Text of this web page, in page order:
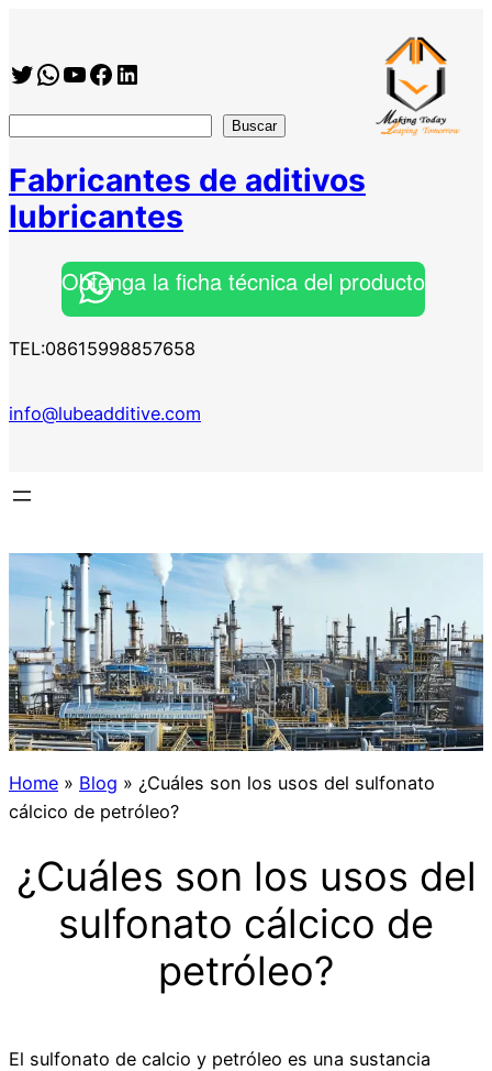
contenido
Twitter
WhatsApp
YouTube
Facebook
https://www.linkedin.com/company/shanghai-minglan-chemical-co–ltd
Buscar
Fabricantes de aditivos
lubricantes
Obtenga la ficha técnica del producto
TEL:08615998857658
info@lubeadditive.com
Home » Blog » ¿Cuáles son los usos del sulfonato
cálcico de petróleo?
¿Cuáles son los usos del
sulfonato cálcico de
petróleo?
El sulfonato de calcio y petróleo es una sustancia